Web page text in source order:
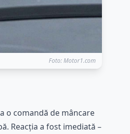
Foto: Motor1.com
o comandă de mâncare
Reacția a fost imediată –